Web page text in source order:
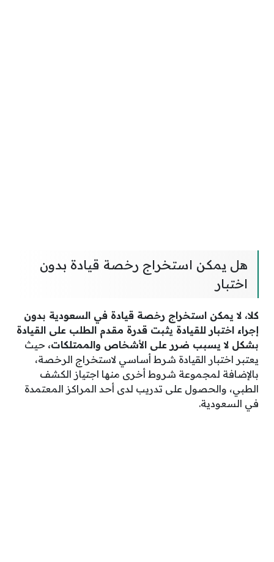
هل يمكن استخراج رخصة قيادة بدون
اختبار
كلا، لا يمكن استخراج رخصة قيادة في السعودية بدون
إجراء اختبار للقيادة يثبت قدرة مقدم الطلب على القيادة
بشكل لا يسبب ضرر على الأشخاص والممتلكات، حيث
يعتبر اختبار القيادة شرط أساسي لاستخراج الرخصة،
بالإضافة لمجموعة شروط أخرى منها اجتياز الكشف
الطبي، والحصول على تدريب لدى أحد المراكز المعتمدة
في السعودية.